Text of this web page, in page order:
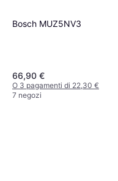
Bosch MUZ5NV3
66,90 €
O 3 pagamenti di 22,30 €
7 negozi